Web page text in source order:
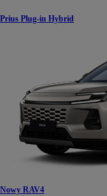
Prius Plug-in Hybrid
Nowy RAV4